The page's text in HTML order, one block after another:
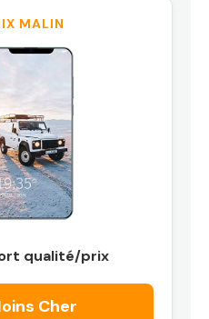
MALIN
qualité/prix
Cher